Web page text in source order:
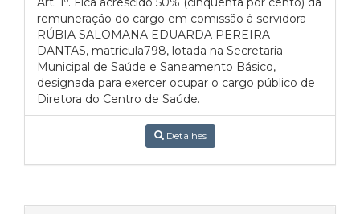
remuneração do cargo em comissão à servidora
RÚBIA SALOMANA EDUARDA PEREIRA
DANTAS, matricula798, lotada na Secretaria
Municipal de Saúde e Saneamento Básico,
designada para exercer ocupar o cargo público de
Diretora do Centro de Saúde.
Detalhes